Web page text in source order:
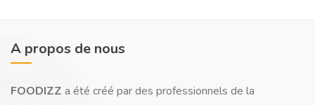
A propos de nous
FOODIZZ a été créé par des professionnels de la